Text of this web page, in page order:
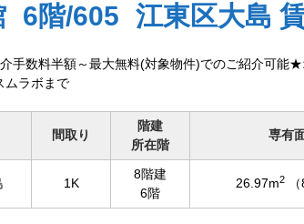
6階/605 江東区大島
手数料半額～最大無料(対象物件)でのご紹介可
ムラボまで
間取り
階建
所在階
専有
1K
8階建
6階
26.97m2